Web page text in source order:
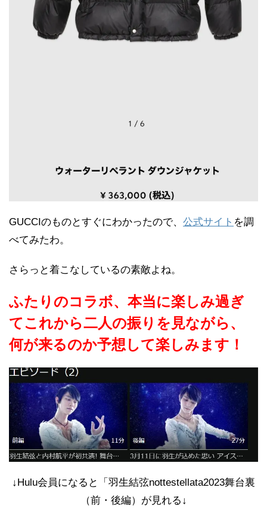
GUCCIのものとすぐにわかったので、 公式サイト を調
べてみたわ。
さらっと着こなしているの素敵よね。
ふたりのコラボ、本当に楽しみ過ぎ
てこれから二人の振りを見ながら、
何が来るのか予想して楽しみます！
↓Hulu会員になると「羽生結弦nottestellata2023舞台裏
（前・後編）が見れる↓